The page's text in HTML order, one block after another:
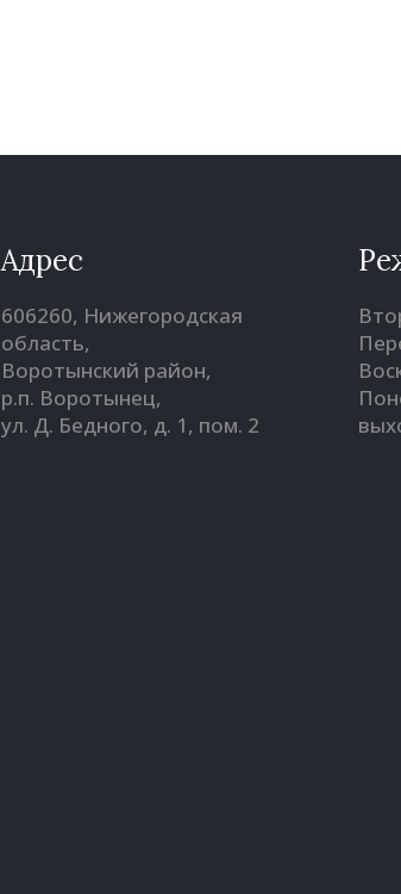
Адрес
606260, Нижегородская
область,
Воротынский район,
р.п. Воротынец,
ул. Д. Бедного, д. 1, пом. 2